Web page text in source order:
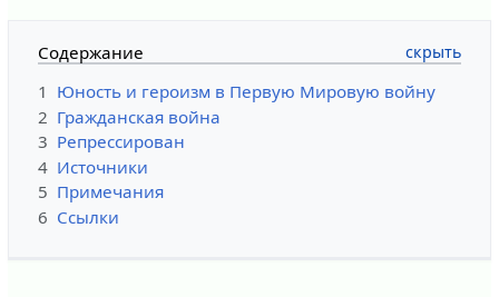
Содержание
1 Юность и героизм в Первую Мировую войну
2 Гражданская война
3 Репрессирован
4 Источники
5 Примечания
6 Ссылки